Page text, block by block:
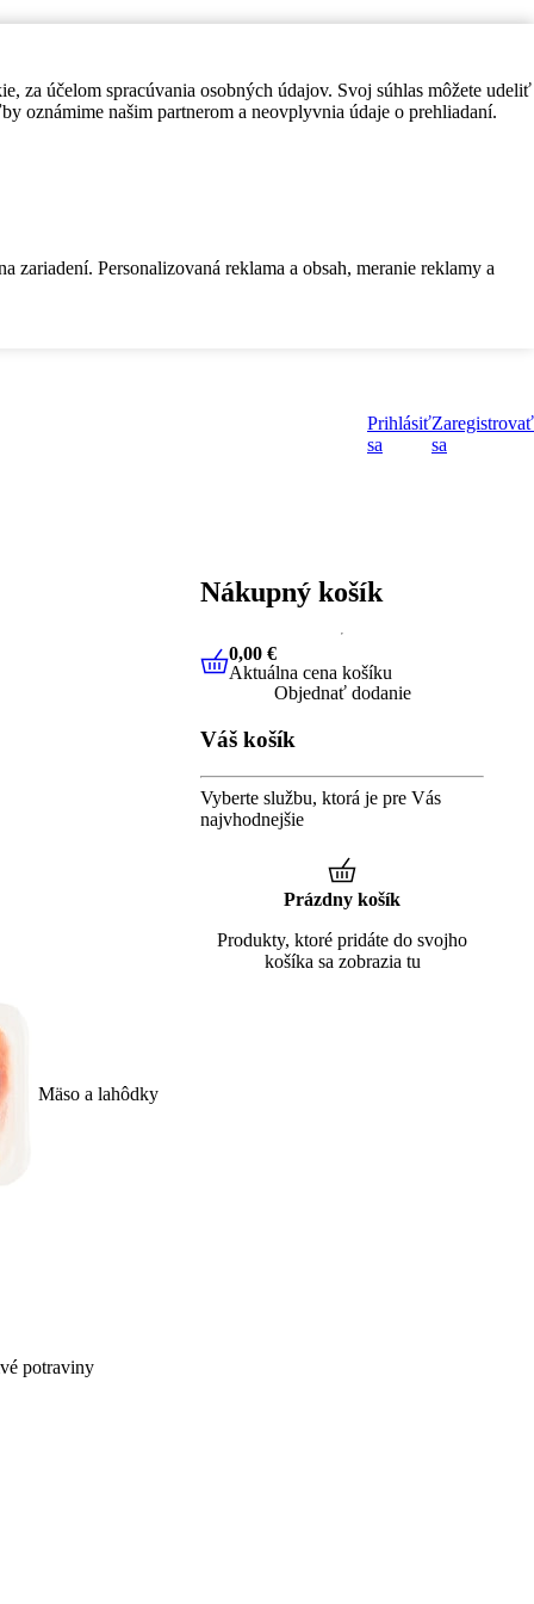
za účelom spracúvania osobných údajov. Svoj súhlas môžete udeliť
oznámime našim partnerom a neovplyvnia údaje o prehliadaní.
Personalizovaná reklama a obsah, meranie reklamy a
Prihlásiť
sa
Zaregistrovať
sa
Mäso a lahôdky
potraviny
Nákupný košík
0,00 €Aktuálna cena košíku
0,00 €
Aktuálna cena košíku
Objednať dodanie
Váš košík
Vyberte službu, ktorá je pre Vás
najvhodnejšie
Prázdny košík
Produkty, ktoré pridáte do svojho
košíka sa zobrazia tu